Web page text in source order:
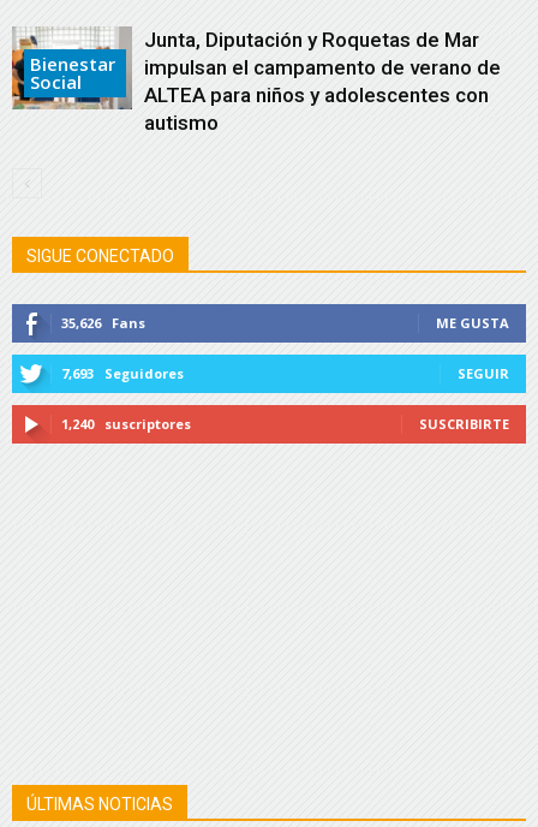
Bienestar
Social
Junta, Diputación y Roquetas de Mar
impulsan el campamento de verano de
ALTEA para niños y adolescentes con
autismo
SIGUE CONECTADO
35,626 Fans ME GUSTA
7,693 Seguidores SEGUIR
1,240 suscriptores SUSCRIBIRTE
ÚLTIMAS NOTICIAS